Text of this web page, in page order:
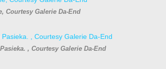
Courtesy Galerie Da-End
, Courtesy Galerie Da-End